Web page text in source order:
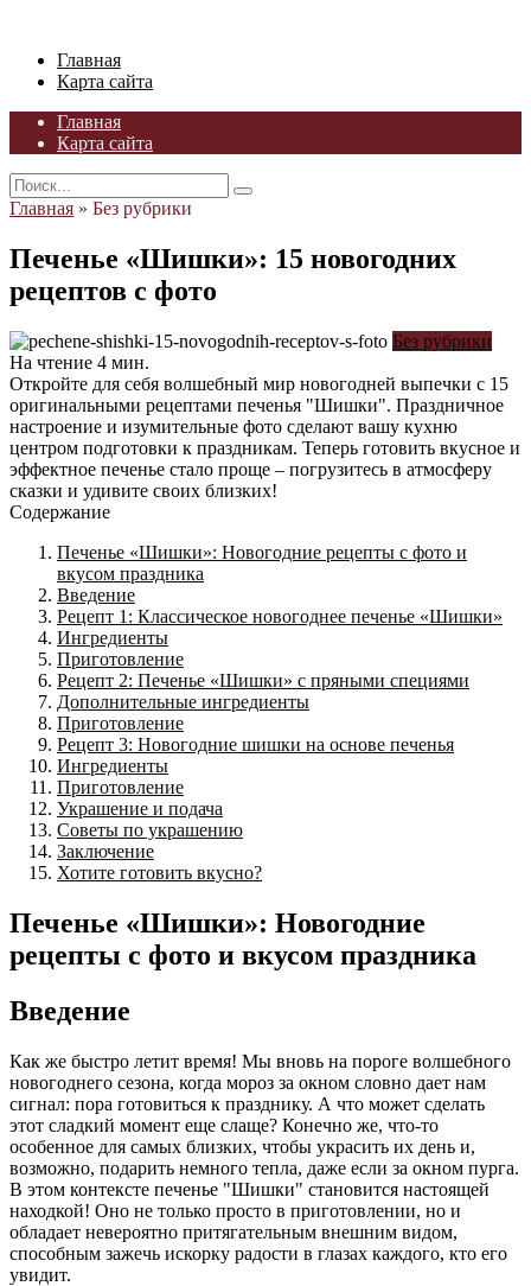
contentГлавная
Карта сайта
Главная
Карта сайта
Search
for:
Главная » Без рубрики
Печенье «Шишки»: 15 новогодних
рецептов с фото
Без рубрики
На чтение 4 мин.
Откройте для себя волшебный мир новогодней выпечки с 15
оригинальными рецептами печенья "Шишки". Праздничное
настроение и изумительные фото сделают вашу кухню
центром подготовки к праздникам. Теперь готовить вкусное и
эффектное печенье стало проще – погрузитесь в атмосферу
сказки и удивите своих близких!
Содержание
Печенье «Шишки»: Новогодние рецепты с фото и
вкусом праздника
Введение
Рецепт 1: Классическое новогоднее печенье «Шишки»
Ингредиенты
Приготовление
Рецепт 2: Печенье «Шишки» с пряными специями
Дополнительные ингредиенты
Приготовление
Рецепт 3: Новогодние шишки на основе печенья
Ингредиенты
Приготовление
Украшение и подача
Советы по украшению
Заключение
Хотите готовить вкусно?
Печенье «Шишки»: Новогодние
рецепты с фото и вкусом праздника
Введение
Как же быстро летит время! Мы вновь на пороге волшебного
новогоднего сезона, когда мороз за окном словно дает нам
сигнал: пора готовиться к празднику. А что может сделать
этот сладкий момент еще слаще? Конечно же, что-то
особенное для самых близких, чтобы украсить их день и,
возможно, подарить немного тепла, даже если за окном пурга.
В этом контексте печенье "Шишки" становится настоящей
находкой! Оно не только просто в приготовлении, но и
обладает невероятно притягательным внешним видом,
способным зажечь искорку радости в глазах каждого, кто его
увидит.